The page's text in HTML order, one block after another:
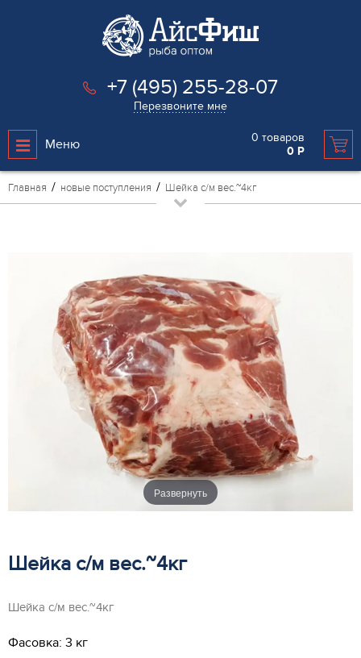
+7 (495) 255-28-07
Перезвоните мне
Меню 0 товаров
0 Р
Главная новые поступления Шейка с/м вес.~4кг
Развернуть
Шейка с/м вес.~4кг
Шейка с/м вес.~4кг
Фасовка: 3 кг